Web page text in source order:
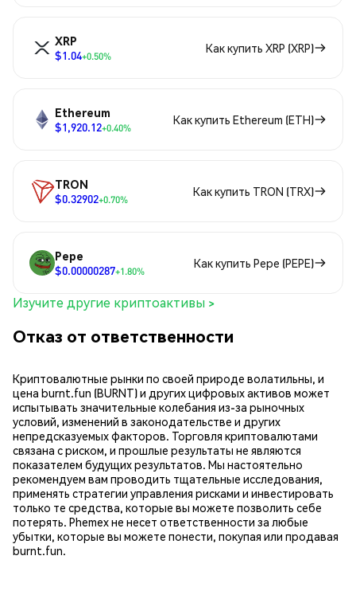
XRP
$1.04+0.50%
Как купить XRP (XRP)
Ethereum
$1,920.12+0.40%
Как купить Ethereum (ETH)
TRON
$0.32902+0.70%
Как купить TRON (TRX)
Pepe
$0.00000287+1.80%
Как купить Pepe (PEPE)
Изучите другие криптоактивы >
Отказ от ответственности
Криптовалютные рынки по своей природе волатильны, и
цена burnt.fun (BURNT) и других цифровых активов может
испытывать значительные колебания из-за рыночных
условий, изменений в законодательстве и других
непредсказуемых факторов. Торговля криптовалютами
связана с риском, и прошлые результаты не являются
показателем будущих результатов. Мы настоятельно
рекомендуем вам проводить тщательные исследования,
применять стратегии управления рисками и инвестировать
только те средства, которые вы можете позволить себе
потерять. Phemex не несет ответственности за любые
убытки, которые вы можете понести, покупая или продавая
burnt.fun.